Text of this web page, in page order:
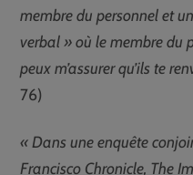
membre du personnel et
verbal » où le membre du
peux m’assurer qu’ils te
76)
« Dans une enquête
Francisco Chronicle, The